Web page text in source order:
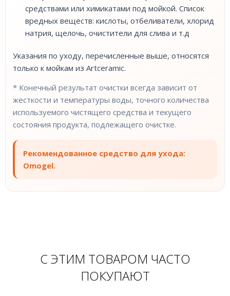
средствами или химикатами под мойкой. Список
вредных веществ: кислоты, отбеливатели, хлорид
натрия, щелочь, очистители для слива и т.д
Указания по уходу, перечисленные выше, относятся
только к мойкам из Artceramic.
* Конечный результат очистки всегда зависит от
жесткости и температуры воды, точного количества
используемого чистящего средства и текущего
состояния продукта, подлежащего очистке.
Рекомендованное средство для ухода:
Omogel.
С ЭТИМ ТОВАРОМ ЧАСТО
ПОКУПАЮТ